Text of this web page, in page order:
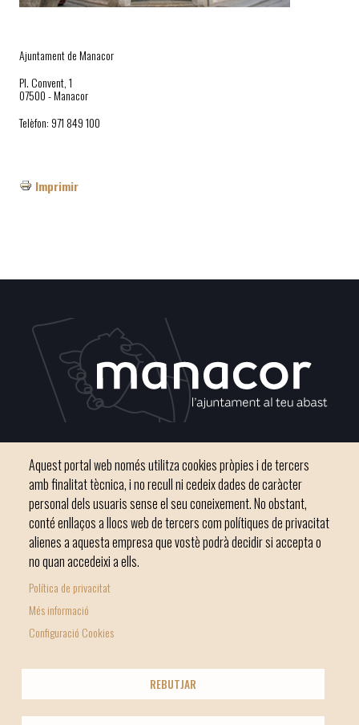
Ajuntament de Manacor
Pl. Convent, 1
07500 - Manacor
Telèfon: 971 849 100
Imprimir
Footer
menu
-
2
Inici Ajuntament El nostre municipi
Telèfon 971 84 91 00 - CIF: P0703300D
Aquest portal web només utilitza cookies pròpies i de tercers
amb finalitat tècnica, i no recull ni cedeix dades de caràcter
personal dels usuaris sense el seu coneixement. No obstant,
conté enllaços a llocs web de tercers com polítiques de privacitat
alienes a aquesta empresa que vostè podrà decidir si accepta o
no quan accedeixi a ells.
Política de privacitat
Més informació
Configuració Cookies
REBUTJAR
© Ajuntament de Manacor
Footer
Licencia Creative Commons
Política de galetes (Cookies)
Política de privacitat